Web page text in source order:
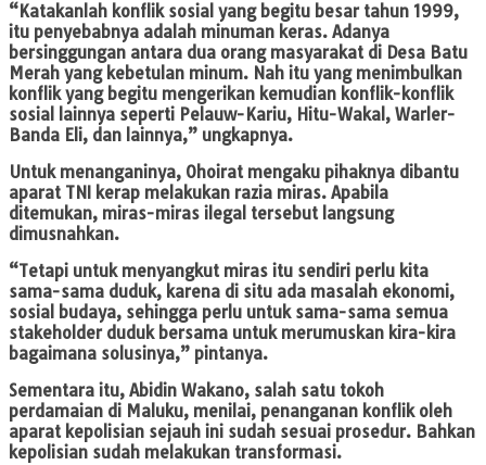
“Katakanlah konflik sosial yang begitu besar tahun 1999,
itu penyebabnya adalah minuman keras. Adanya
bersinggungan antara dua orang masyarakat di Desa Batu
Merah yang kebetulan minum. Nah itu yang menimbulkan
konflik yang begitu mengerikan kemudian konflik-konflik
sosial lainnya seperti Pelauw-Kariu, Hitu-Wakal, Warler-
Banda Eli, dan lainnya,” ungkapnya.
Untuk menanganinya, Ohoirat mengaku pihaknya dibantu
aparat TNI kerap melakukan razia miras. Apabila
ditemukan, miras-miras ilegal tersebut langsung
dimusnahkan.
“Tetapi untuk menyangkut miras itu sendiri perlu kita
sama-sama duduk, karena di situ ada masalah ekonomi,
sosial budaya, sehingga perlu untuk sama-sama semua
stakeholder duduk bersama untuk merumuskan kira-kira
bagaimana solusinya,” pintanya.
Sementara itu, Abidin Wakano, salah satu tokoh
perdamaian di Maluku, menilai, penanganan konflik oleh
aparat kepolisian sejauh ini sudah sesuai prosedur. Bahkan
kepolisian sudah melakukan transformasi.